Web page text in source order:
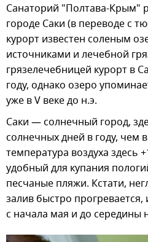
Санаторий "Полтава-Крым"
городе Саки (в переводе с
курорт известен соленым
источниками и лечебной
грязелечебницей курорт в
году, однако озеро
уже в V веке до н.э.
Саки — солнечный город,
солнечных дней в году, чем
температура воздуха здесь
удобный для купания
песчаные пляжи. Кстати,
залив быстро
с начала мая и до середины